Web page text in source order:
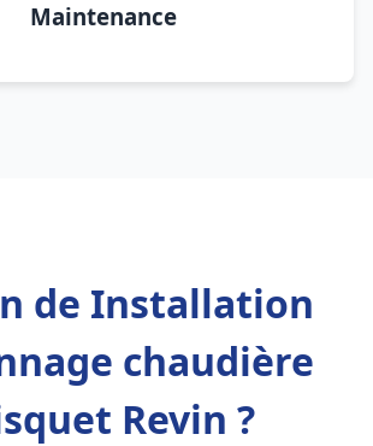
Maintenance
de Installation
chaudière
Revin ?